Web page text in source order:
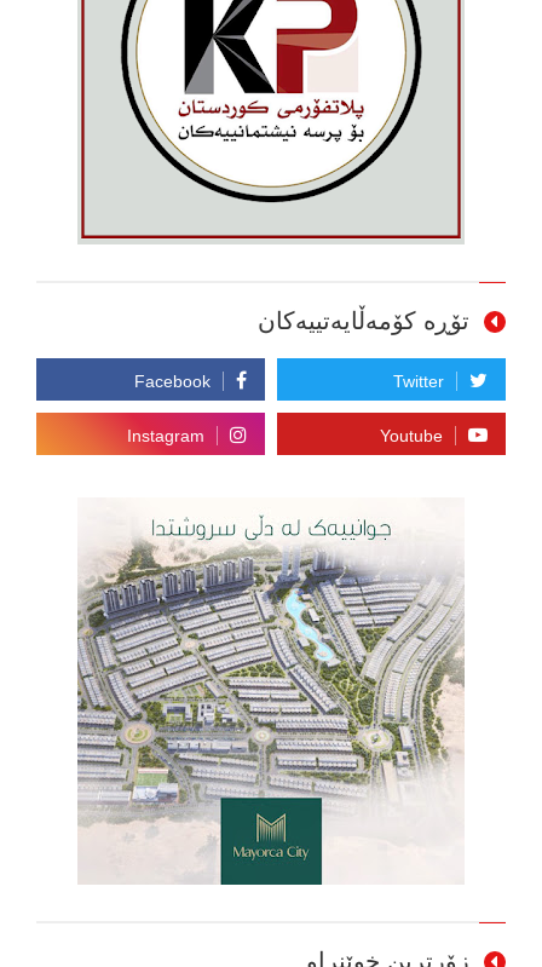
تۆڕە کۆمەڵایەتییەکان
زۆرترین خوێنراو